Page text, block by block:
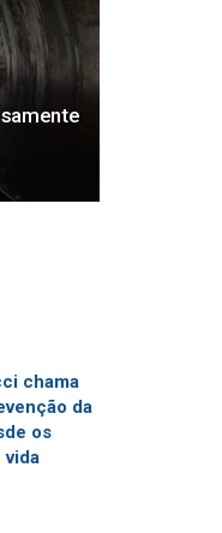
chama
da
os
vida